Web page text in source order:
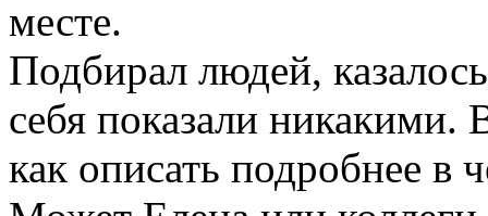
месте.
Подбирал людей,
себя показали
как описать подробнее в